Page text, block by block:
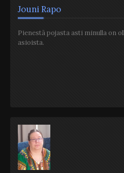
Jouni Rapo
Pienestä pojasta asti minulla on
asioista.